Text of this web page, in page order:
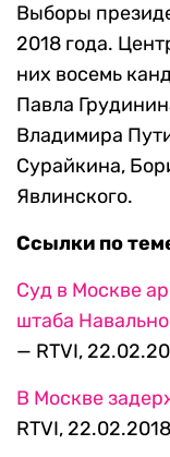
Выборы
2018 года.
них восемь
Павла
Владимира
Сурайкина,
Явлинского.
Ссылки по
Суд в Москве
штаба
— RTVI,
В Москве
RTVI, 22.02.2018